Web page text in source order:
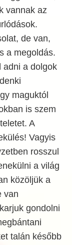
vannak az
de van,
a megoldás.
adni a dolgok
maguktól
is szem
A
Vagyis
rosszul
a világ
közöljük a
van
gondolni
talán később